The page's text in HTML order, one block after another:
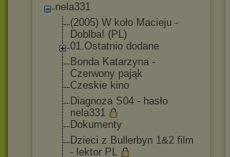
nela331
(2005) W koło Macieju -
Doblba! (PL)
01.Ostatnio dodane
Bonda Katarzyna -
Czerwony pająk
Czeskie kino
Diagnoza S04 - hasło
nela331
Dokumenty
Dzieci z Bullerbyn 1&2 film
- lektor PL